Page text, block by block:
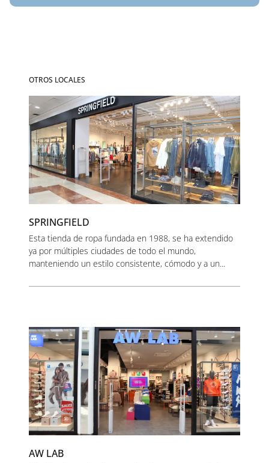
OTROS LOCALES
SPRINGFIELD
Esta tienda de ropa fundada en 1988, se ha extendido
ya por múltiples ciudades de todo el mundo,
manteniendo un estilo consistente, cómodo y a un...
AW LAB